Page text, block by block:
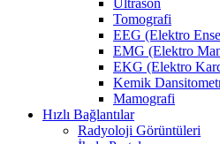
Tomografi
EEG (Elektro
EMG (Elektro
EKG (Elektro
Kemik
Mamografi
Hızlı Bağlantılar
Radyoloji Görüntüleri